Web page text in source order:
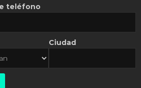
ES NOTICIA
teléfono
Ciudad